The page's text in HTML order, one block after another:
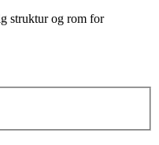
struktur og rom for